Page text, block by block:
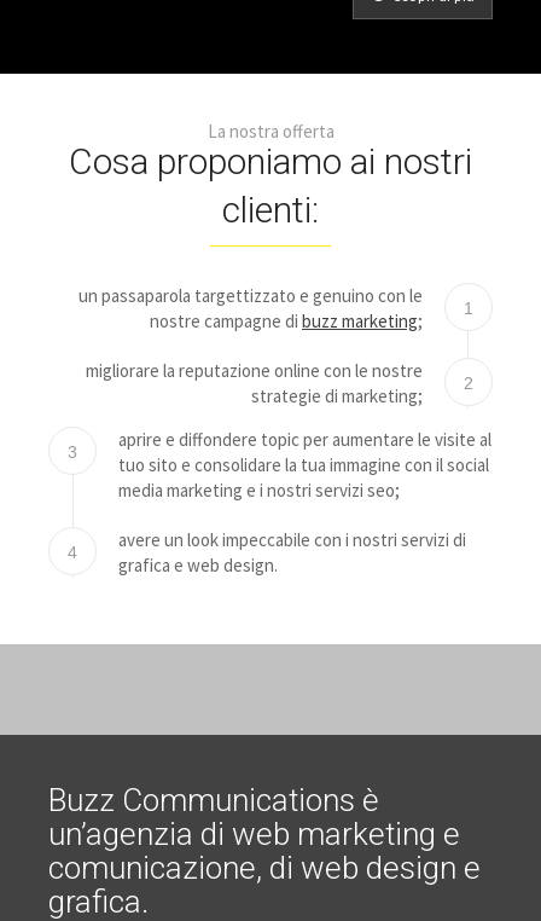
La nostra offerta
Cosa proponiamo ai nostri
clienti:
1
un passaparola targettizzato e genuino con le
nostre campagne di buzz marketing;
2
migliorare la reputazione online con le nostre
strategie di marketing;
3
aprire e diffondere topic per aumentare le visite al
tuo sito e consolidare la tua immagine con il social
media marketing e i nostri servizi seo;
4
avere un look impeccabile con i nostri servizi di
grafica e web design.
Buzz Communications è
un’agenzia di web marketing e
comunicazione, di web design e
grafica.